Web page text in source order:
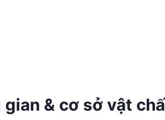
gian & cơ sở vật